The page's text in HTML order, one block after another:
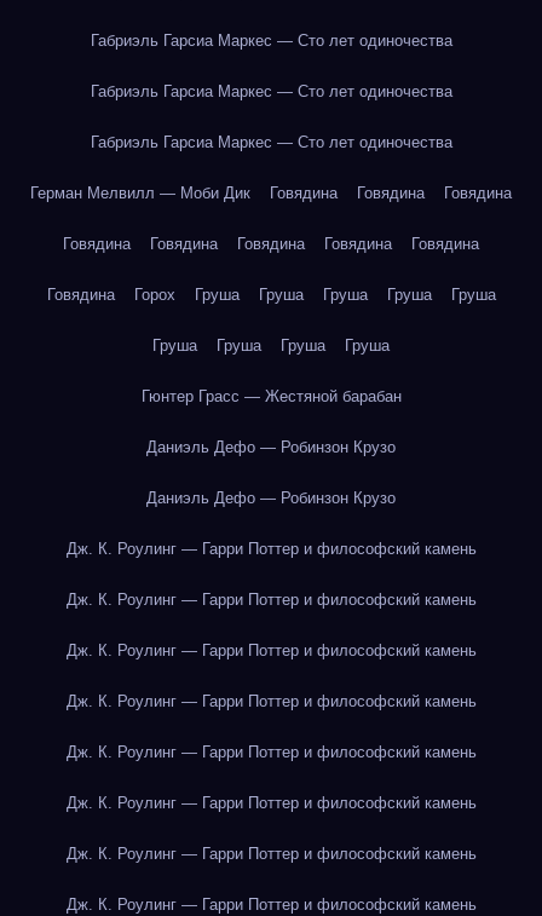
Габриэль Гарсиа Маркес — Сто лет одиночества
Габриэль Гарсиа Маркес — Сто лет одиночества
Габриэль Гарсиа Маркес — Сто лет одиночества
Герман Мелвилл — Моби Дик Говядина Говядина Говядина
Говядина Говядина Говядина Говядина Говядина
Говядина Горох Груша Груша Груша Груша Груша
Груша Груша Груша Груша
Гюнтер Грасс — Жестяной барабан
Даниэль Дефо — Робинзон Крузо
Даниэль Дефо — Робинзон Крузо
Дж. К. Роулинг — Гарри Поттер и философский камень
Дж. К. Роулинг — Гарри Поттер и философский камень
Дж. К. Роулинг — Гарри Поттер и философский камень
Дж. К. Роулинг — Гарри Поттер и философский камень
Дж. К. Роулинг — Гарри Поттер и философский камень
Дж. К. Роулинг — Гарри Поттер и философский камень
Дж. К. Роулинг — Гарри Поттер и философский камень
Дж. К. Роулинг — Гарри Поттер и философский камень